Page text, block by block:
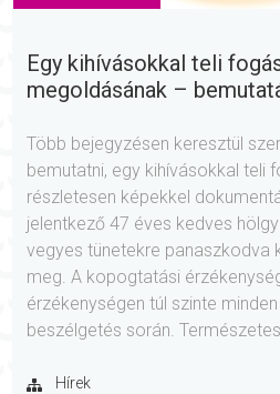
Egy kihívásokkal teli
megoldásának –
Több bejegyzésen keresztül
bemutatni, egy kihívásokkal teli
részletesen képekkel
jelentkező 47 éves kedves
vegyes tünetekre panaszkodva
meg. A kopogtatási
érzékenységen túl szinte
beszélgetés során.
Hírek